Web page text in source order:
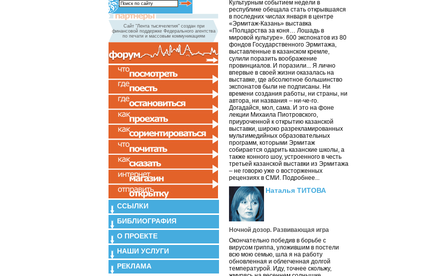
Культурным событием недели в
республике обещала стать открывшаяся
в последних числах января в центре
«Эрмитаж-Казань» выставка
«Полцарства за коня… Лошадь в
мировой культуре». 600 экспонатов из 80
фондов Государственного Эрмитажа,
выставленные в казанском кремле,
сулили поразить воображение
провинциалов. И поразили... Я лично
впервые в своей жизни оказалась на
выставке, где абсолютное большинство
экспонатов были не подписаны. Ни
времени создания работы, ни страны, ни
автора, ни названия – ни-че-го.
Догадайся, мол, сама. И это на фоне
лекции Михаила Пиотровского,
приуроченной к открытию казанской
выставки, широко разрекламированных
мультимедийных образовательных
программ, которыми Эрмитаж
собирается одарить казанские школы, а
также конного шоу, устроенного в честь
третьей казанской выставки из Эрмитажа
– не говорю уже о восторженных
рецензиях в СМИ. Подробнее...
Наталья ТИТОВА
Ночной дозор. Развивающая игра
Окончательно победив в борьбе с
вирусом гриппа, уложившим в постели
всю мою семью, шла я на работу
обновленная и облегченная долгой
температурой. Иду, точнее скольжу,
Сайт "Лента тысячелетия" создан при
финансовой поддержке Федерального агентства
по печати и массовым коммуникациям
ССЫЛКИ
БИБЛИОГРАФИЯ
О ПРОЕКТЕ
НАШИ УСЛУГИ
РЕКЛАМА